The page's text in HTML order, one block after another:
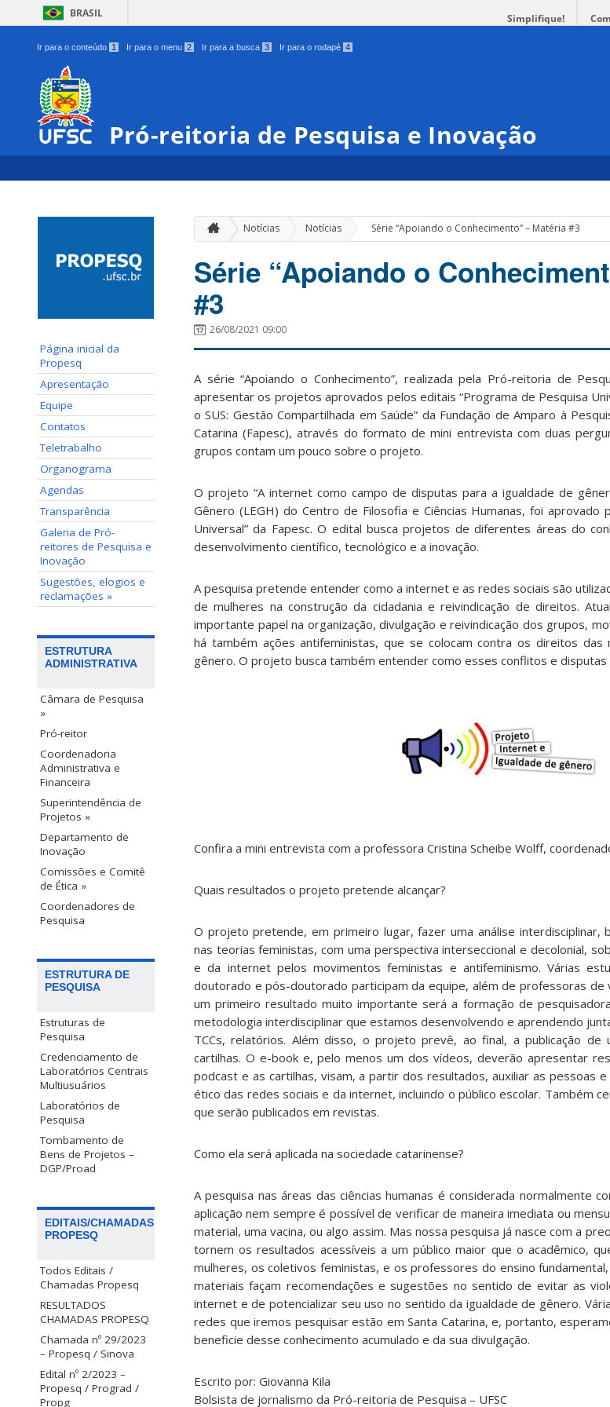
BRASIL Simplifique!
Ir para o conteúdo 1 Ir para o menu 2 Ir para a busca 3 Ir para o rodapé 4
Pró-reitoria de Pesquisa e Inovação
Página inicial da
Propesq
Apresentação
Equipe
Contatos
Teletrabalho
Organograma
Agendas
Transparência
Galeria de Pró-
reitores de Pesquisa e
Inovação
Sugestões, elogios e
reclamações »
ESTRUTURA
ADMINISTRATIVA
Câmara de Pesquisa
»
Pró-reitor
Coordenadoria
Administrativa e
Financeira
Superintendência de
Projetos »
Departamento de
Inovação
Comissões e Comitê
de Ética »
Coordenadores de
Pesquisa
ESTRUTURA DE
PESQUISA
Estruturas de
Pesquisa
Credenciamento de
Laboratórios Centrais
Multiusuários
Laboratórios de
Pesquisa
Tombamento de
Bens de Projetos –
DGP/Proad
EDITAIS/CHAMADAS
PROPESQ
Todos Editais /
Chamadas Propesq
RESULTADOS
CHAMADAS PROPESQ
Chamada nº 29/2023
– Propesq / Sinova
Edital nº 2/2023 –
Propesq / Prograd /
Propg
Notícias Notícias » Série “Apoiando o Conhecimento” – Matéria #3
Série “Apoiando o
#3
26/08/2021 09:00
A série “Apoiando o Conhecimento”, realizada pela Pró-reitoria de
apresentar os projetos aprovados pelos editais “Programa de Pesquisa
o SUS: Gestão Compartilhada em Saúde” da Fundação de Amparo à
Catarina (Fapesc), através do formato de mini entrevista com duas
grupos contam um pouco sobre o projeto.
O projeto “A internet como campo de disputas para a igualdade de
Gênero (LEGH) do Centro de Filosofia e Ciências Humanas, foi aprovado
Universal” da Fapesc. O edital busca projetos de diferentes áreas do
desenvolvimento científico, tecnológico e a inovação.
A pesquisa pretende entender como a internet e as redes sociais são
de mulheres na construção da cidadania e reivindicação de direitos.
importante papel na organização, divulgação e reivindicação dos grupos,
há também ações antifeministas, que se colocam contra os direitos das
gênero. O projeto busca também entender como esses conflitos e
Confira a mini entrevista com a professora Cristina Scheibe Wolff,
Quais resultados o projeto pretende alcançar?
O projeto pretende, em primeiro lugar, fazer uma análise interdisciplinar,
nas teorias feministas, com uma perspectiva interseccional e decolonial,
e da internet pelos movimentos feministas e antifeminismo. Várias
doutorado e pós-doutorado participam da equipe, além de professoras de
um primeiro resultado muito importante será a formação de
metodologia interdisciplinar que estamos desenvolvendo e aprendendo
TCCs, relatórios. Além disso, o projeto prevê, ao final, a publicação
cartilhas. O e-book e, pelo menos um dos vídeos, deverão apresentar
podcast e as cartilhas, visam, a partir dos resultados, auxiliar as pessoas
ético das redes sociais e da internet, incluindo o público escolar. Também
que serão publicados em revistas.
Como ela será aplicada na sociedade catarinense?
A pesquisa nas áreas das ciências humanas é considerada normalmente
aplicação nem sempre é possível de verificar de maneira imediata ou
material, uma vacina, ou algo assim. Mas nossa pesquisa já nasce com a
tornem os resultados acessíveis a um público maior que o acadêmico,
mulheres, os coletivos feministas, e os professores do ensino
materiais façam recomendações e sugestões no sentido de evitar as
internet e de potencializar seu uso no sentido da igualdade de gênero.
redes que iremos pesquisar estão em Santa Catarina, e, portanto,
beneficie desse conhecimento acumulado e da sua divulgação.
Escrito por: Giovanna Kila
Bolsista de jornalismo da Pró-reitoria de Pesquisa – UFSC